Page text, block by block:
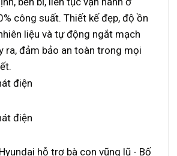
công suất. Thiết kế đẹp, độ ồn
liệu và tự động ngắt mạch
ra, đảm bảo an toàn trong mọi
hỗ trợ bà con vũng lũ - Bố